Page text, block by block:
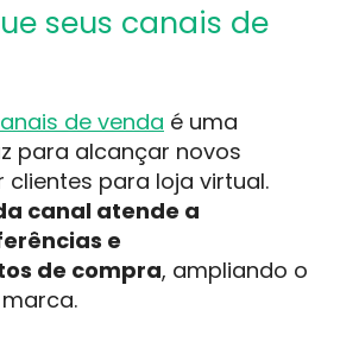
seus canais de
de venda é uma
para alcançar novos
clientes para loja virtual.
canal atende a
e
de compra, ampliando o